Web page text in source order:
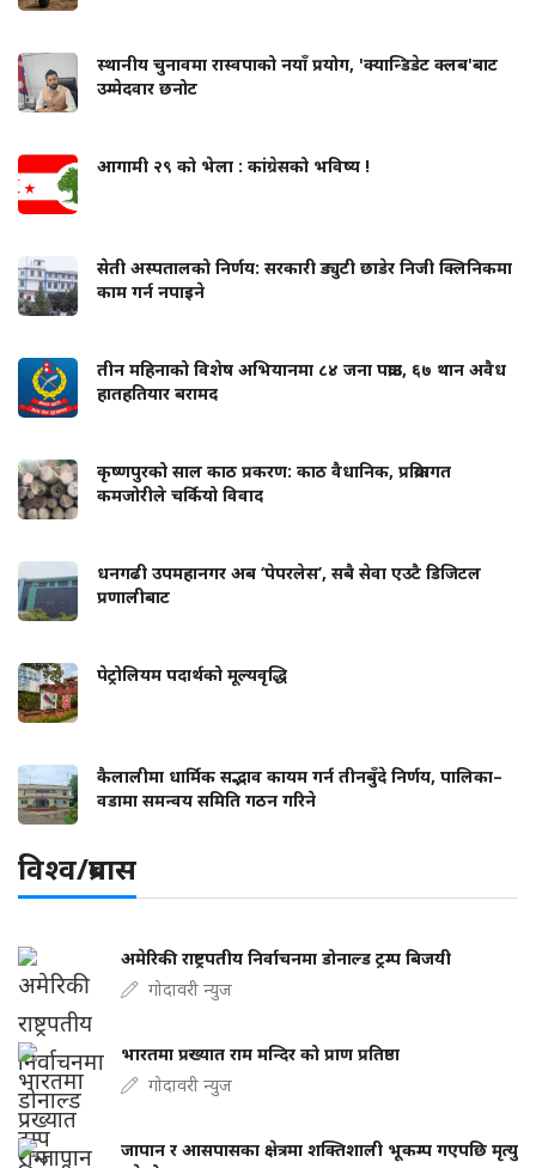
स्थानीय चुनावमा रास्वपाको नयाँ प्रयोग, 'क्यान्डिडेट क्लब'बाट
उम्मेदवार छनोट
आगामी २९ को भेला : कांग्रेसको भविष्य !
सेती अस्पतालको निर्णय: सरकारी ड्युटी छाडेर निजी क्लिनिकमा
काम गर्न नपाइने
तीन महिनाको विशेष अभियानमा ८४ जना पक्राउ, ६७ थान अवैध
हातहतियार बरामद
कृष्णपुरको साल काठ प्रकरण: काठ वैधानिक, प्रक्रियागत
कमजोरीले चर्कियो विवाद
धनगढी उपमहानगर अब ‘पेपरलेस’, सबै सेवा एउटै डिजिटल
प्रणालीबाट
पेट्रोलियम पदार्थको मूल्यवृद्धि
कैलालीमा धार्मिक सद्भाव कायम गर्न तीनबुँदे निर्णय, पालिका–
वडामा समन्वय समिति गठन गरिने
विश्व/प्रबास
अमेरिकी राष्ट्रपतीय निर्वाचनमा डोनाल्ड ट्रम्प बिजयी
गोदावरी न्युज
भारतमा प्रख्यात राम मन्दिर को प्राण प्रतिष्ठा
गोदावरी न्युज
जापान र आसपासका क्षेत्रमा शक्तिशाली भूकम्प गएपछि मृत्यु